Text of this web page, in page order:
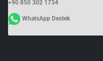
+90 850 302 1734
WhatsApp Destek